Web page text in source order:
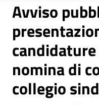
Avviso
nomina di
collegio